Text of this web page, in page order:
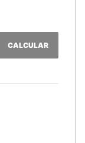
CALCULAR